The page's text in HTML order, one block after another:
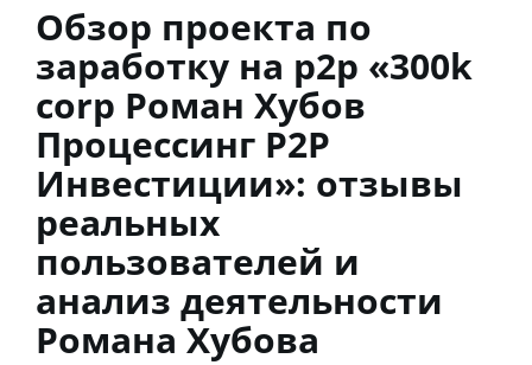
Обзор проекта по
заработку на p2p «300k
corp Роман Хубов
Процессинг P2P
Инвестиции»: отзывы
реальных
пользователей и
анализ деятельности
Романа Хубова